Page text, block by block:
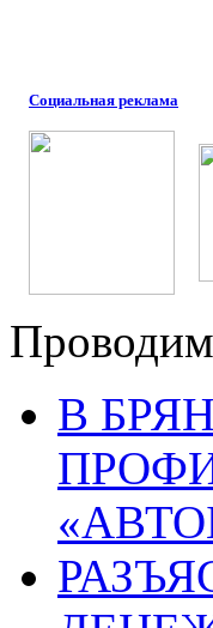
Социальная реклама
В